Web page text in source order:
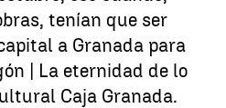
tenían que ser
a Granada para
| La eternidad de lo
Caja Granada.